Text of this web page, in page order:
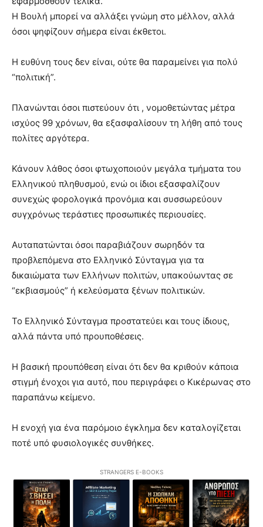
Η Βουλή μπορεί να αλλάξει γνώμη στο μέλλον, αλλά
όσοι ψηφίζουν σήμερα είναι έκθετοι.
Η ευθύνη τους δεν είναι, ούτε θα παραμείνει για πολύ
“πολιτική”.
Πλανώνται όσοι πιστεύουν ότι , νομοθετώντας μέτρα
ισχύος 99 χρόνων, θα εξασφαλίσουν τη λήθη από τους
πολίτες αργότερα.
Κάνουν λάθος όσοι φτωχοποιούν μεγάλα τμήματα του
Ελληνικού πληθυσμού, ενώ οι ίδιοι εξασφαλίζουν
συνεχώς φορολογικά προνόμια και συσσωρεύουν
συγχρόνως τεράστιες προσωπικές περιουσίες.
Αυταπατώνται όσοι παραβιάζουν σωρηδόν τα
προβλεπόμενα στο Ελληνικό Σύνταγμα για τα
δικαιώματα των Ελλήνων πολιτών, υπακούωντας σε
“εκβιασμούς” ή κελεύσματα ξένων πολιτικών.
Το Ελληνικό Σύνταγμα προστατεύει και τους ίδιους,
αλλά πάντα υπό προυποθέσεις.
Η βασική προυπόθεση είναι ότι δεν θα κριθούν κάποια
στιγμή ένοχοι για αυτό, που περιγράφει ο Κικέρωνας στο
παραπάνω κείμενο.
Η ενοχή για ένα παρόμοιο έγκλημα δεν καταλογίζεται
ποτέ υπό φυσιολογικές συνθήκες.
STRANGERS E-BOOKS